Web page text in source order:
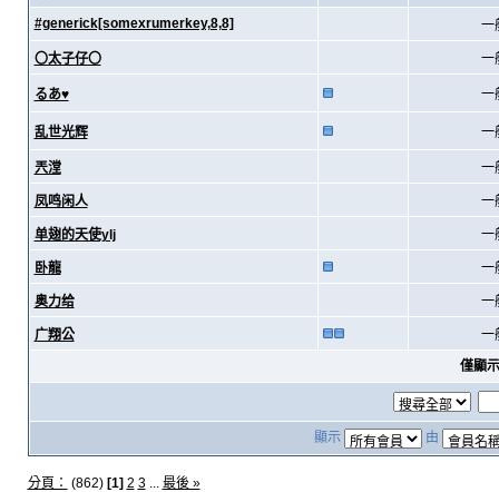
#generick[somexrumerkey,8,8] 一
〇太子仔〇 一
るあ♥ 一
乱世光辉 一
兲漟 一
凤鸣闲人 一
单翅的天使ylj 一
卧龍 一
奥力给 一
广翔公
一
僅顯
顯示 由
分頁： (862) [1] 2 3... 最後 »